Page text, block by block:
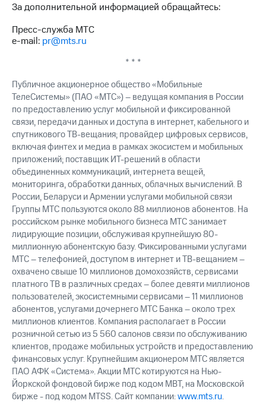
Регистратор
Реквизиты
Контакты
На главную
За дополнительной информацией обращайтесь:
Пресс-служба МТС
e-mail: pr@mts.ru
* * *
Публичное акционерное общество «Мобильные
ТелеСистемы» (ПАО «МТС») – ведущая компания в России
по предоставлению услуг мобильной и фиксированной
связи, передачи данных и доступа в интернет, кабельного и
спутникового ТВ-вещания; провайдер цифровых сервисов,
включая финтех и медиа в рамках экосистем и мобильных
приложений; поставщик ИТ-решений в области
объединенных коммуникаций, интернета вещей,
мониторинга, обработки данных, облачных вычислений. В
России, Беларуси и Армении услугами мобильной связи
Группы МТС пользуются около 88 миллионов абонентов. На
российском рынке мобильного бизнеса МТС занимает
лидирующие позиции, обслуживая крупнейшую 80-
миллионную абонентскую базу. Фиксированными услугами
МТС – телефонией, доступом в интернет и ТВ-вещанием –
охвачено свыше 10 миллионов домохозяйств, сервисами
платного ТВ в различных средах – более девяти миллионов
пользователей, экосистемными сервисами – 11 миллионов
абонентов, услугами дочернего МТС Банка – около трех
миллионов клиентов. Компания располагает в России
розничной сетью из 5 560 салонов связи по обслуживанию
клиентов, продаже мобильных устройств и предоставлению
финансовых услуг. Крупнейшим акционером МТС является
ПАО АФК «Система». Акции МТС котируются на Нью-
Йоркской фондовой бирже под кодом MBT, на Московской
бирже - под кодом MTSS. Сайт компании:www.mts.ru.